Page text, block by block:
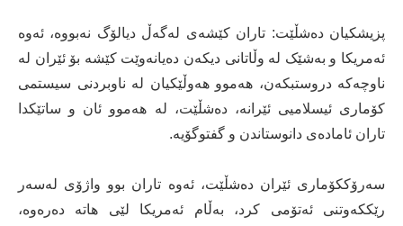
پزیشکیان دەشڵێت: تاران کێشەی لەگەڵ دیالۆگ نەبووە، ئەوە
ئەمریکا و بەشێک لە وڵاتانی دیکەن دەیانەوێت کێشە بۆ ئێران لە
ناوچەکە دروستبکەن، هەموو هەوڵێکیان لە ناوبردنی سیستمی
کۆماری ئیسلامیی ئێرانە، دەشڵێت، لە هەموو ئان و ساتێکدا
تاران ئامادەی دانوستاندن و گفتوگۆیە.
سەرۆککۆماری ئێران دەشڵێت، ئەوە تاران بوو واژۆی لەسەر
رێککەوتنی ئەتۆمی کرد، بەڵام ئەمریکا لێی هاتە دەرەوە،